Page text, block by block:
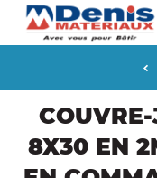
principal
8X30 EN